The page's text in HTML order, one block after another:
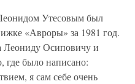
Утесовым был
«Авроры» за 1981 год.
Леониду Осиповичу и
где было написано:
я сам себе очень